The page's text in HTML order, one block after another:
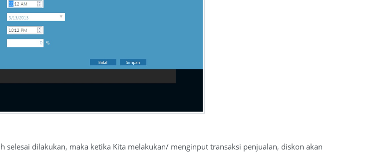
selesai dilakukan, maka ketika Kita melakukan/ menginput transaksi penjualan, diskon akan